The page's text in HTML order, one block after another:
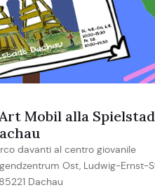
Mobil alla
davanti al centro giovanile
Ost, Ludwig-Ernst-
Dachau